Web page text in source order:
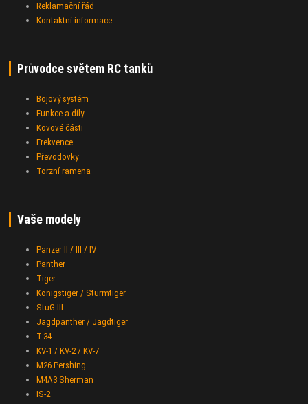
Reklamační řád
Kontaktní informace
Průvodce světem RC tanků
Bojový systém
Funkce a díly
Kovové části
Frekvence
Převodovky
Torzní ramena
Vaše modely
Panzer II / III / IV
Panther
Tiger
Königstiger / Stürmtiger
StuG III
Jagdpanther / Jagdtiger
T-34
KV-1 / KV-2 / KV-7
M26 Pershing
M4A3 Sherman
IS-2